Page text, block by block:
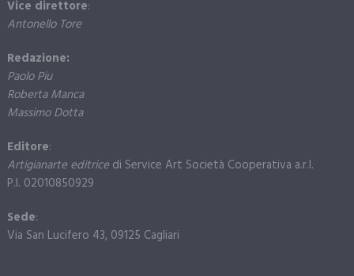
Vice direttore:
Antonello Tore
Redazione:
Paolo Piu
Roberta Manca
Massimo Dotta
Editore:
Artigianarte editricedi Service Art Società Cooperativa a.r.l.
P.I. 02010850929
Sede:
Via San Lucifero 43, 09125 Cagliari